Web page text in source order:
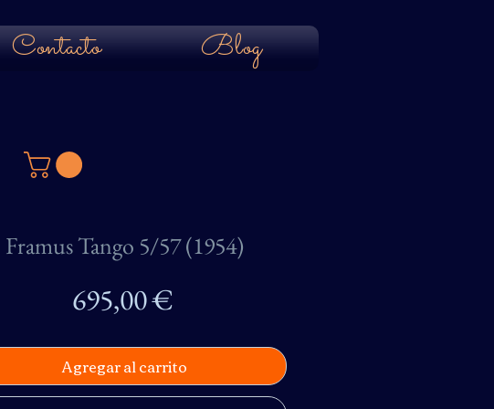
Contacto Blog
Framus Tango 5/57 (1954)
695,00 €Precio
Agregar al carrito